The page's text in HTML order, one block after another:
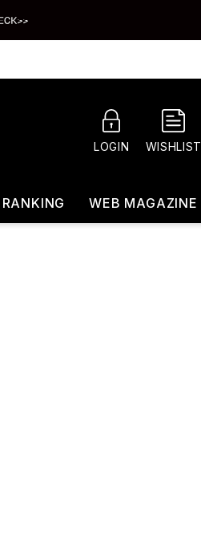
LOGIN WISHLIST
RANKING WEB MAGAZINE